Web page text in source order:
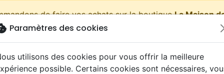
de faire vos achats sur la boutiqueLa Maison
Paramètres des cookies
utilisons des cookies pour vous offrir la meilleure
possible. Certains cookies sont nécessaires,